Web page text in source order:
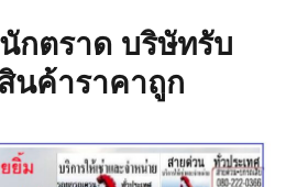
กตราด บริษัทรับ
นค้าราคาถูก